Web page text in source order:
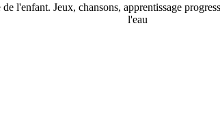
l'enfant. Jeux, chansons, apprentissage
l'eau